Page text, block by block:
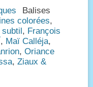
Balises
colorées,
, François
, Maï Calléja,
, Oriance
, Ziaux &